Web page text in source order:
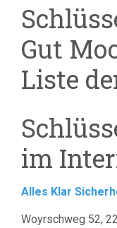
Gut
Liste
im
Alles Klar
Woyrschweg 52,